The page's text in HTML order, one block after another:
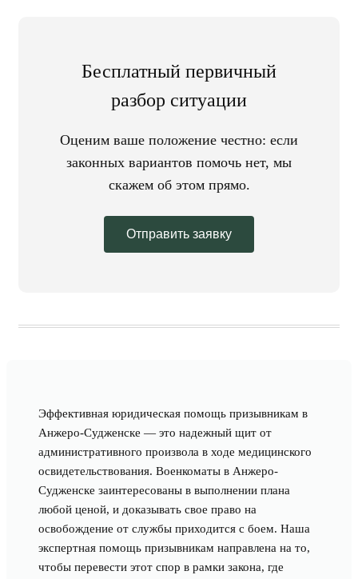
Бесплатный первичный
разбор ситуации
Оценим ваше положение честно: если
законных вариантов помочь нет, мы
скажем об этом прямо.
Отправить заявку
Эффективная юридическая помощь призывникам в
Анжеро-Судженске — это надежный щит от
административного произвола в ходе медицинского
освидетельствования. Военкоматы в Анжеро-
Судженске заинтересованы в выполнении плана
любой ценой, и доказывать свое право на
освобождение от службы приходится с боем. Наша
экспертная помощь призывникам направлена на то,
чтобы перевести этот спор в рамки закона, где